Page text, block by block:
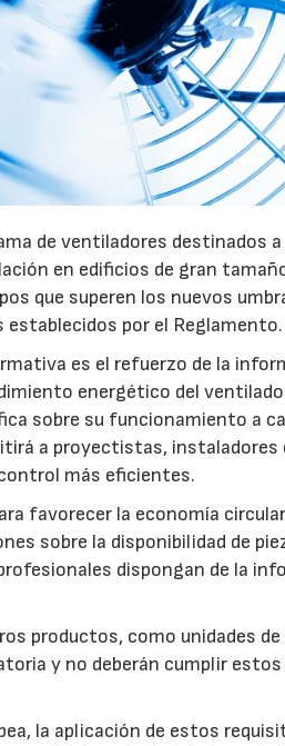
de ventiladores destinados
en edificios de gran
que superen los nuevos
por el Reglamento.
es el refuerzo de la
energético del
sobre su funcionamiento a
a proyectistas,
más eficientes.
favorecer la economía
sobre la disponibilidad de
dispongan de la
productos, como unidades
y no deberán cumplir
la aplicación de estos